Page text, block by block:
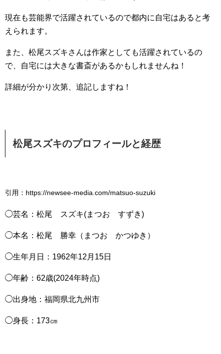
現在も芸能界で活躍されているので都内に自宅はあると考
えられます。
また、松尾スズキさんは作家としても活躍されているの
で、自宅には大きな書斎があるかもしれませんね！
詳細が分かり次第、追記しますね！
松尾スズキのプロフィールと経歴
引用：https://newsee-media.com/matsuo-suzuki
◯芸名：松尾 スズキ(まつお すずき)
◯本名：松尾 勝幸（まつお かつゆき）
◯生年月日：1962年12月15日
◯年齢：62歳(2024年時点)
◯出身地：福岡県北九州市
◯身長：173㎝